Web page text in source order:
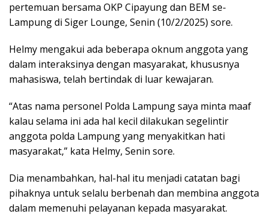
pertemuan bersama OKP Cipayung dan BEM se-
Lampung di Siger Lounge, Senin (10/2/2025) sore.
Helmy mengakui ada beberapa oknum anggota yang
dalam interaksinya dengan masyarakat, khususnya
mahasiswa, telah bertindak di luar kewajaran.
“Atas nama personel Polda Lampung saya minta maaf
kalau selama ini ada hal kecil dilakukan segelintir
anggota polda Lampung yang menyakitkan hati
masyarakat,” kata Helmy, Senin sore.
Dia menambahkan, hal-hal itu menjadi catatan bagi
pihaknya untuk selalu berbenah dan membina anggota
dalam memenuhi pelayanan kepada masyarakat.